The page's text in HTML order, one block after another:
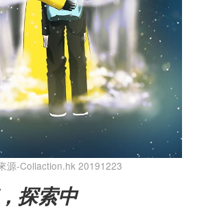
源-Collaction.hk 20191223
探索中